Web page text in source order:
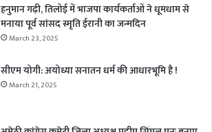
हनुमान गढ़ी, तिलोई में भाजपा कार्यकर्ताओं ने धूमधाम से
मनाया पूर्व सांसद स्मृति ईरानी का जन्मदिन
March 23, 2025
सीएम योगी: अयोध्या सनातन धर्म की आधारभूमि है !
March 21, 2025